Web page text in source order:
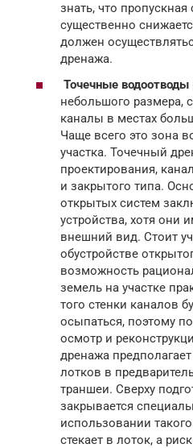
знать, что
существенно
должен
дренажа.
Точечные водоотводы
небольшого размера,
каналы в местах
Чаще всего это зона
участка. Точечный
проектирования,
и закрытого типа.
открытых систем
устройства, хотя они
внешний вид. Стоит
обустройстве
возможность
земель на участке
того стенки каналов
осыпаться, поэтому
осмотр и
дренажа
лотков в
траншеи. Сверху
закрывается
использовании
стекает в лоток, а